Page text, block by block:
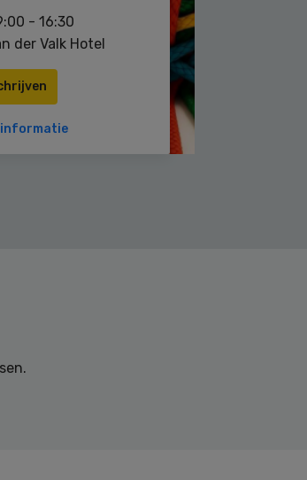
- 16:30
der Valk Hotel
informatie